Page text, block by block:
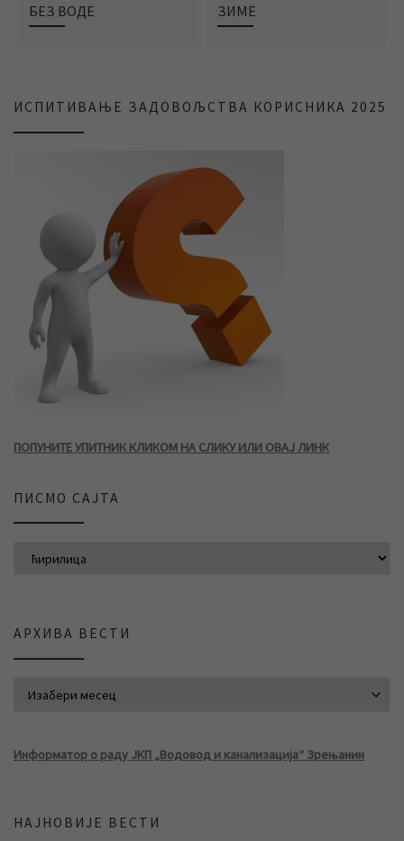
БЕЗ ВОДE
ЗИМЕ
ИСПИТИВАЊЕ ЗАДОВОЉСТВА КОРИСНИКА 2025
ПОПУНИТЕ УПИТНИК КЛИКОМ НА СЛИКУ ИЛИ ОВАЈ ЛИНК
ПИСМО САЈТА
АРХИВА ВЕСТИ
Информатор о раду ЈКП „Водовод и канализација“ Зрењанин
НАЈНОВИЈЕ ВЕСТИ